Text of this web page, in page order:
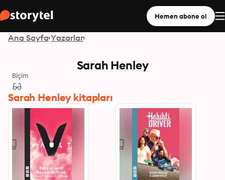
Hemen abone ol
Ana Sayfa Yazarlar
Sarah Henley
Biçim
Sarah Henley kitapları